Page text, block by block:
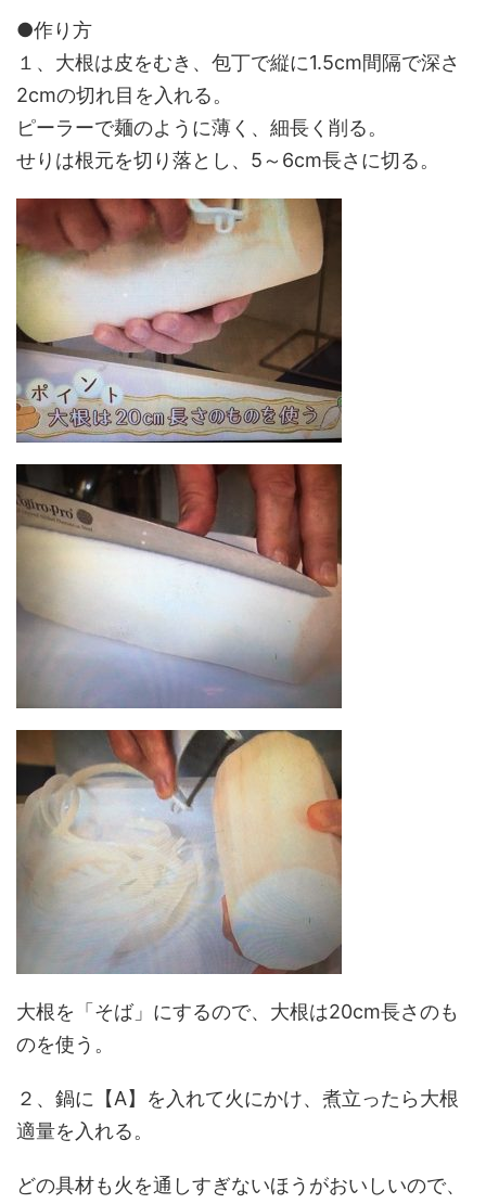
●作り方
１、大根は皮をむき、包丁で縦に1.5cm間隔で深さ
2cmの切れ目を入れる。
ピーラーで麺のように薄く、細長く削る。
せりは根元を切り落とし、5～6cm長さに切る。
大根を「そば」にするので、大根は20cm長さのも
のを使う。
２、鍋に【A】を入れて火にかけ、煮立ったら大根
適量を入れる。
どの具材も火を通しすぎないほうがおいしいので、